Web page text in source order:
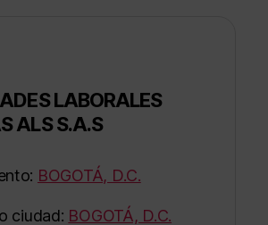
LABORALES
ALS S.A.S
BOGOTÁ, D.C.
ciudad: BOGOTÁ, D.C.